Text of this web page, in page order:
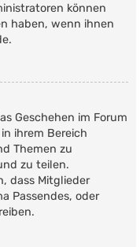
können
haben, wenn ihnen
Geschehen im Forum
ihrem Bereich
Themen zu
zu teilen.
dass Mitglieder
Passendes, oder